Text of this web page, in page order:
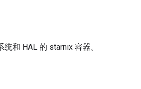
和 HAL 的 starnix 容器。